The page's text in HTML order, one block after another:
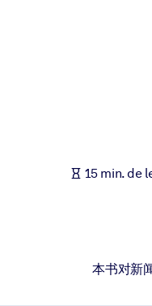
corporativa com
de IA com15 min. de
本书对新